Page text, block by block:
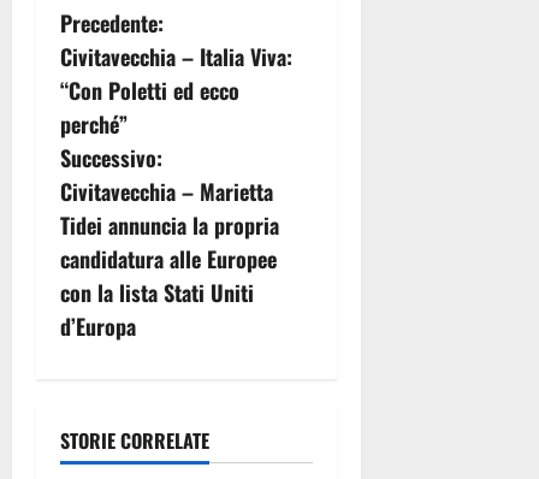
N
a
v
i
g
a
z
o
Precedente:
Civitavecchia – Italia Viva:
“Con Poletti ed ecco
perché”
Successivo:
Civitavecchia – Marietta
Tidei annuncia la propria
candidatura alle Europee
con la lista Stati Uniti
d’Europa
STORIE CORRELATE